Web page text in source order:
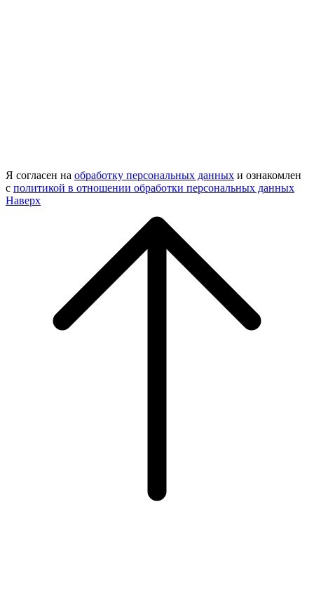
Я согласен на обработку персональных данных и ознакомлен
с политикой в отношении обработки персональных данных
Наверх